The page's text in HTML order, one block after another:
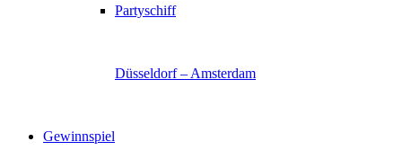
Partyschiff
Düsseldorf – Amsterdam
Gewinnspiel